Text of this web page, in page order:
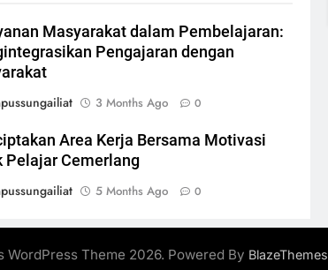
Masyarakat dalam Pembelajaran:
Pengajaran dengan
3 Months Ago 0
Area Kerja Bersama Motivasi
Pelajar Cemerlang
5 Months Ago 0
WordPress Theme 2026. Powered By BlazeThemes